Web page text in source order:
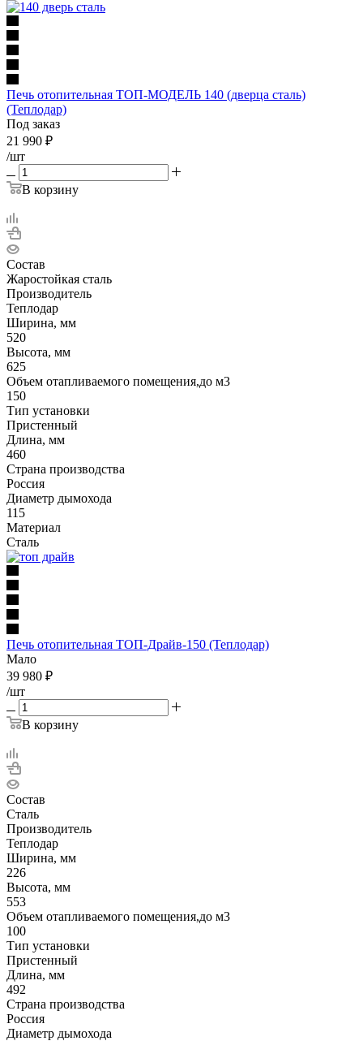
Печь отопительная ТОП-МОДЕЛЬ 140 (дверца сталь)
(Теплодар)
Под заказ
21 990 ₽
/шт
В корзину
Состав
Жаростойкая сталь
Производитель
Теплодар
Ширина, мм
520
Высота, мм
625
Объем отапливаемого помещения,до м3
150
Тип установки
Пристенный
Длина, мм
460
Страна производства
Россия
Диаметр дымохода
115
Материал
Сталь
Печь отопительная ТОП-Драйв-150 (Теплодар)
Мало
39 980 ₽
/шт
В корзину
Состав
Сталь
Производитель
Теплодар
Ширина, мм
226
Высота, мм
553
Объем отапливаемого помещения,до м3
100
Тип установки
Пристенный
Длина, мм
492
Страна производства
Россия
Диаметр дымохода